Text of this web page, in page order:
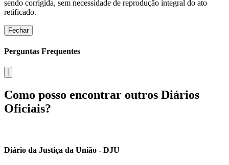
sendo corrigida, sem necessidade de reprodução integral do ato
retificado.
Fechar
Perguntas Frequentes
Como posso encontrar outros Diários
Oficiais?
Diário da Justiça da União - DJU